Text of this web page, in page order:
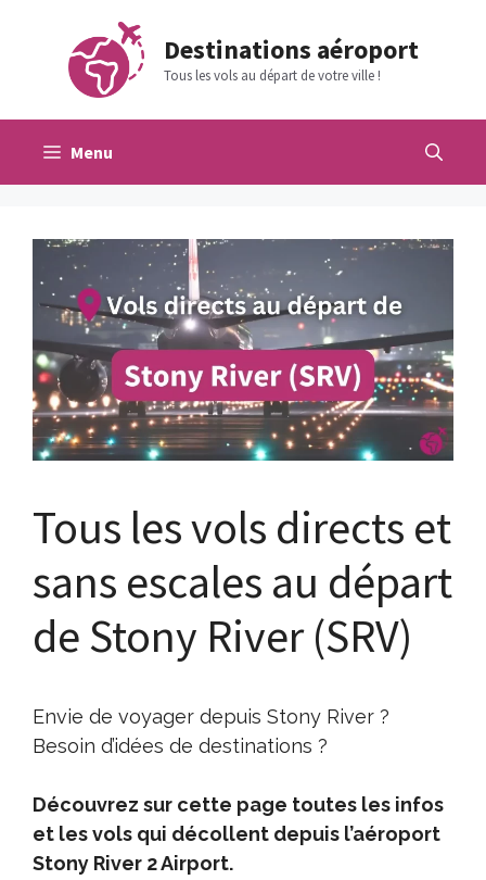
contenu
Destinations aéroport
Tous les vols au départ de votre ville !
Menu
Tous les vols directs et
sans escales au départ
de Stony River (SRV)
Envie de voyager depuis Stony River ?
Besoin d’idées de destinations ?
Découvrez sur cette page toutes les infos
et les vols qui décollent depuis l’aéroport
Stony River 2 Airport.